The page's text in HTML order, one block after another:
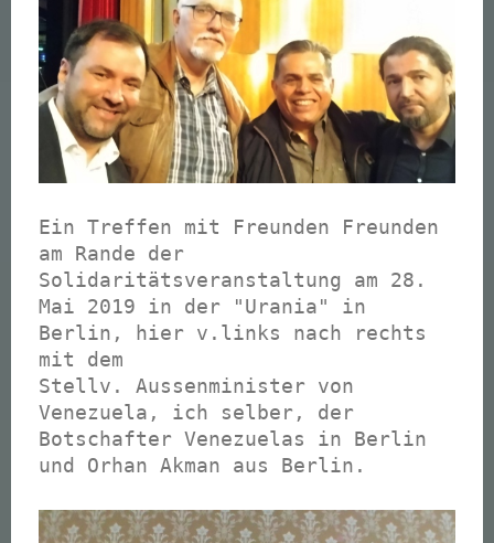
Ein Treffen mit Freunden Freunden
am Rande der
Solidaritätsveranstaltung am 28.
Mai 2019 in der "Urania" in
Berlin, hier v.links nach rechts
mit dem
Stellv. Aussenminister von
Venezuela, ich selber, der
Botschafter Venezuelas in Berlin
und Orhan Akman aus Berlin.